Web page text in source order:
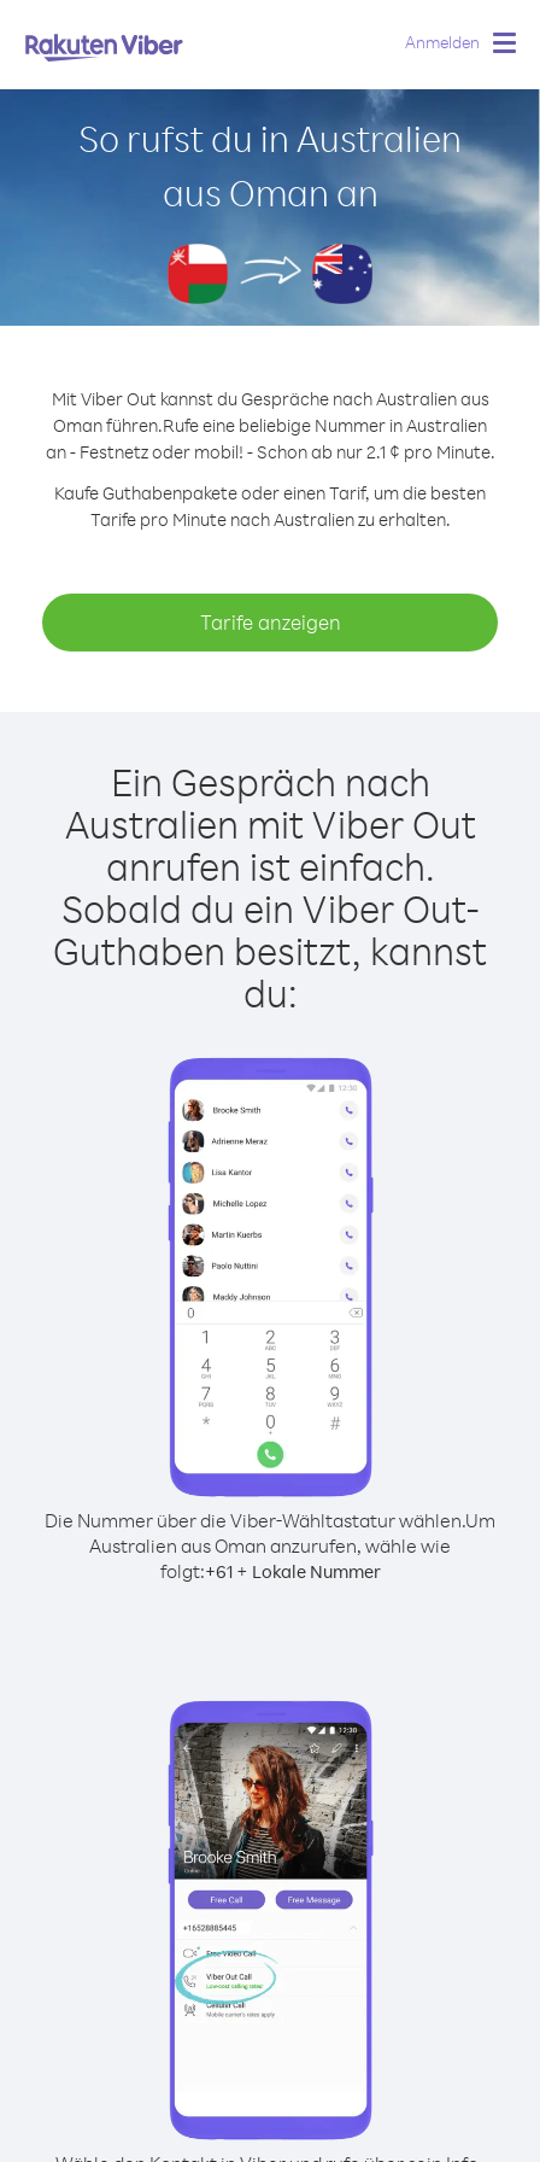
Anmelden
So rufst du in Australien
aus Oman an
Mit Viber Out kannst du Gespräche nach Australien aus
Oman führen.Rufe eine beliebige Nummer in Australien
an - Festnetz oder mobil! - Schon ab nur 2.1 ¢ pro Minute.
Kaufe Guthabenpakete oder einen Tarif, um die besten
Tarife pro Minute nach Australien zu erhalten.
Tarife anzeigen
Ein Gespräch nach
Australien mit Viber Out
anrufen ist einfach.
Sobald du ein Viber Out-
Guthaben besitzt, kannst
du:
Die Nummer über die Viber-Wähltastatur wählen.Um
Australien aus Oman anzurufen, wähle wie
folgt:+61+ Lokale Nummer